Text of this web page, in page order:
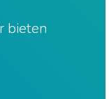
bieten